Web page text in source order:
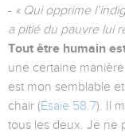
- « Qui opprime
a pitié du pauvre lui
Tout être humain
une certaine
est mon semblable
chair (Ésaïe 58.7). Il
tous les deux. Je ne